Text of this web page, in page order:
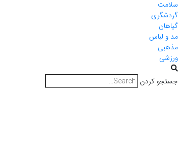
سلامت
گردشگری
گیاهان
مد و لباس
مذهبی
ورزشی
جستجو کردن